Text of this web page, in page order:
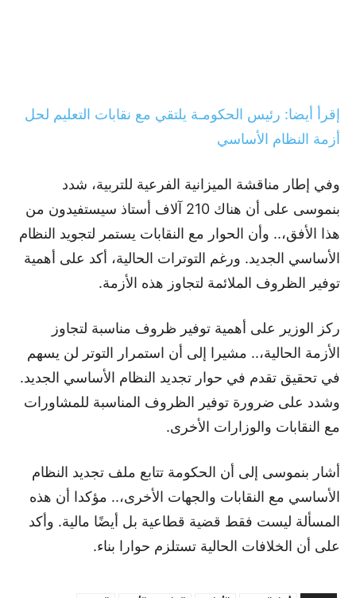
إقرأ أيضا: رئيس الحكومـة يلتقي مع نقابات التعليم لحل
أزمة النظام الأساسي
وفي إطار مناقشة الميزانية الفرعية للتربية، شدد
بنموسى على أن هناك 210 آلاف أستاذ سيستفيدون من
هذا الأفق،.. وأن الحوار مع النقابات يستمر لتجويد النظام
الأساسي الجديد. ورغم التوترات الحالية، أكد على أهمية
توفير الظروف الملائمة لتجاوز هذه الأزمة.
ركز الوزير على أهمية توفير ظروف مناسبة لتجاوز
الأزمة الحالية،.. مشيرا إلى أن استمرار التوتر لن يسهم
في تحقيق تقدم في حوار تجديد النظام الأساسي الجديد.
وشدد على ضرورة توفير الظروف المناسبة للمشاورات
مع النقابات والوزارات الأخرى.
أشار بنموسى إلى أن الحكومة تتابع ملف تجديد النظام
الأساسي مع النقابات والجهات الأخرى،.. مؤكدا أن هذه
المسألة ليست فقط قضية قطاعية بل أيضًا مالية. وأكد
على أن الخلافات الحالية تستلزم حوارا بناء.